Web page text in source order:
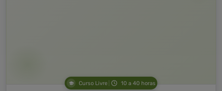
Curso Livre 10 a 40 horas